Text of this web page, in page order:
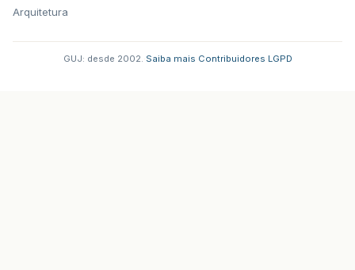
Arquitetura
GUJ: desde 2002. Saiba mais Contribuidores LGPD